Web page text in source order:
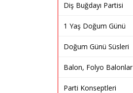
Diş Buğdayı Partisi
1 Yaş Doğum Günü
Doğum Günü Süsleri
Balon, Folyo Balonlar
Parti Konseptleri